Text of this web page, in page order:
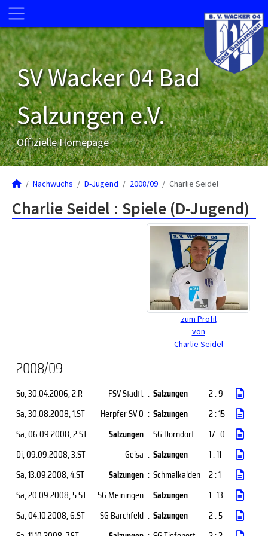
SV Wacker 04 Bad
Salzungen e.V.
Offizielle Homepage
Nachwuchs D-Jugend 2008/09 Charlie Seidel
Charlie Seidel : Spiele (D-Jugend)
zum Profil
von
Charlie Seidel
2008/09
So, 30.04.2006, 2.R FSV Stadtl. : Salzungen
2 : 9
Sa, 30.08.2008, 1.ST Herpfer SV 0 : Salzungen
2 : 15
Sa, 06.09.2008, 2.ST Salzungen : SG Dorndorf
17 : 0
Di, 09.09.2008, 3.ST Geisa : Salzungen
1 : 11
Sa, 13.09.2008, 4.ST Salzungen : Schmalkalden 2 : 1
Sa, 20.09.2008, 5.ST SG Meiningen : Salzungen
1 : 13
Sa, 04.10.2008, 6.ST SG Barchfeld : Salzungen
2 : 5